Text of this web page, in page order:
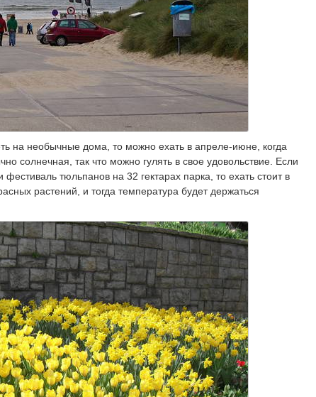
на необычные дома, то можно ехать в апреле-июне, когда
солнечная, так что можно гулять в свое удовольствие. Если
тюльпанов на 32 гектарах парка, то ехать стоит в
растений, и тогда температура будет держаться